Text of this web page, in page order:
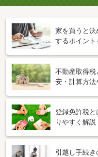
家を買うと
するポイント
不動産取得税
安・計算方法
登録免許税
りやすく解説
引越し手続